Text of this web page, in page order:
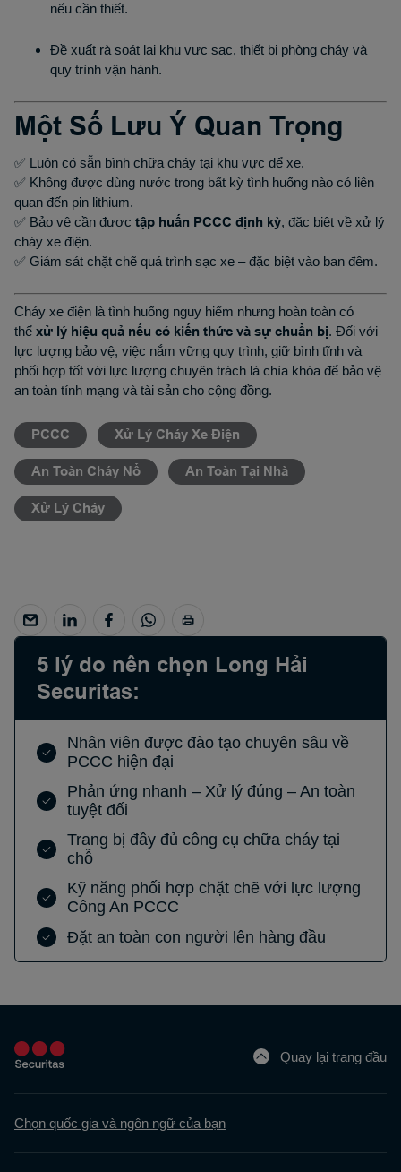
nếu cần thiết.
Đề xuất rà soát lại khu vực sạc, thiết bị phòng cháy và
quy trình vận hành.
Một Số Lưu Ý Quan Trọng
✅ Luôn có sẵn bình chữa cháy tại khu vực để xe.
✅ Không được dùng nước trong bất kỳ tình huống nào có liên
quan đến pin lithium.
✅ Bảo vệ cần được tập huấn PCCC định kỳ, đặc biệt về xử lý
cháy xe điện.
✅ Giám sát chặt chẽ quá trình sạc xe – đặc biệt vào ban đêm.
Cháy xe điện là tình huống nguy hiểm nhưng hoàn toàn có
thể xử lý hiệu quả nếu có kiến thức và sự chuẩn bị. Đối với
lực lượng bảo vệ, việc nắm vững quy trình, giữ bình tĩnh và
phối hợp tốt với lực lượng chuyên trách là chìa khóa để bảo vệ
an toàn tính mạng và tài sản cho cộng đồng.
PCCC Xử Lý Cháy Xe Điện
An Toàn Cháy Nổ An Toàn Tại Nhà
Xử Lý Cháy
5 lý do nên chọn Long Hải
Securitas:
Nhân viên được đào tạo chuyên sâu về
PCCC hiện đại
Phản ứng nhanh – Xử lý đúng – An toàn
tuyệt đối
Trang bị đầy đủ công cụ chữa cháy tại
chỗ
Kỹ năng phối hợp chặt chẽ với lực lượng
Công An PCCC
Đặt an toàn con người lên hàng đầu
Quay lại trang đầu
Chọn quốc gia và ngôn ngữ của bạn